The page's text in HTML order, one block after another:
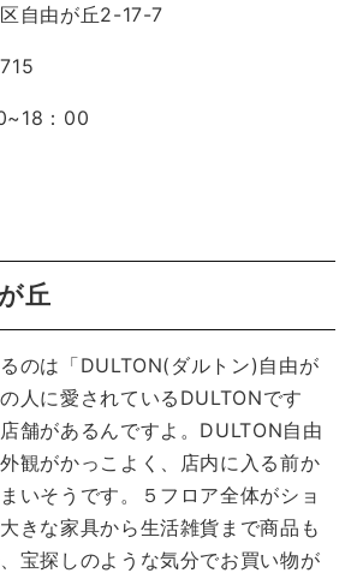
区自由が丘2-17-7
：00
丘
のは「DULTON(ダルトン)自由が
人に愛されているDULTONです
舗があるんですよ。DULTON自由
観がかっこよく、店内に入る前か
いそうです。５フロア全体がショ
きな家具から生活雑貨まで商品も
宝探しのような気分でお買い物が